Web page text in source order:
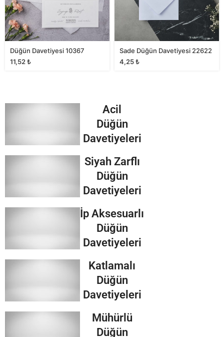
Düğün Davetiyesi 10367
11,52₺
Sade Düğün Davetiyesi 22622
4,25₺
Acil
Düğün
Davetiyeleri
Siyah Zarflı
Düğün
Davetiyeleri
İp Aksesuarlı
Düğün
Davetiyeleri
Katlamalı
Düğün
Davetiyeleri
Mühürlü
Düğün